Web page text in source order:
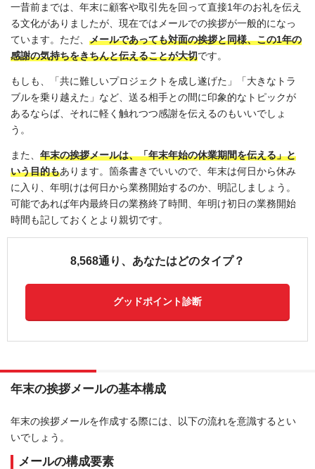
一昔前までは、年末に顧客や取引先を回って直接1年のお礼を伝え
る文化がありましたが、現在ではメールでの挨拶が一般的になっ
ています。ただ、 メールであっても対面の挨拶と同様、この1年の
感謝の気持ちをきちんと伝えることが大切です。
もしも、「共に難しいプロジェクトを成し遂げた」「大きなトラ
ブルを乗り越えた」など、送る相手との間に印象的なトピックが
あるならば、それに軽く触れつつ感謝を伝えるのもいいでしょ
う。
また、 年末の挨拶メールは、「年末年始の休業期間を伝える」と
いう目的もあります。箇条書きでいいので、年末は何日から休み
に入り、年明けは何日から業務開始するのか、明記しましょう。
可能であれば年内最終日の業務終了時間、年明け初日の業務開始
時間も記しておくとより親切です。
8,568通り、あなたはどのタイプ？
グッドポイント診断
年末の挨拶メールの基本構成
年末の挨拶メールを作成する際には、以下の流れを意識するとい
いでしょう。
メールの構成要素